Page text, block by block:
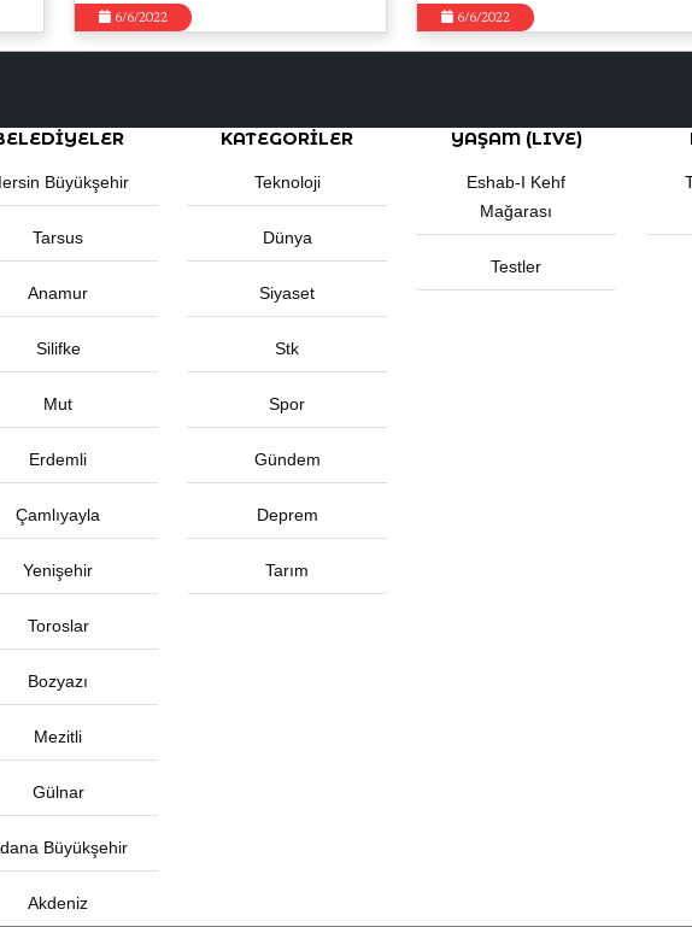
6/6/2022 6/6/2022
Büyükşehir
Tarsus
Anamur
Silifke
Mut
Erdemli
Çamlıyayla
Yenişehir
Toroslar
Bozyazı
Mezitli
Gülnar
Büyükşehir
Akdeniz
KATEGORİLER
Teknoloji
Dünya
Siyaset
Stk
Spor
Gündem
Deprem
Tarım
YAŞAM (LIVE)
Eshab-I Kehf
Mağarası
Testler